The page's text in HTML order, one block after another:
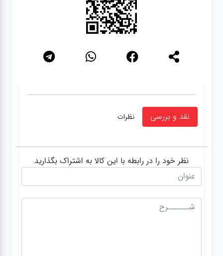
نقد و بررسی نظرات
نظر خود را در رابطه با این کالا به اشتراک بگذارید